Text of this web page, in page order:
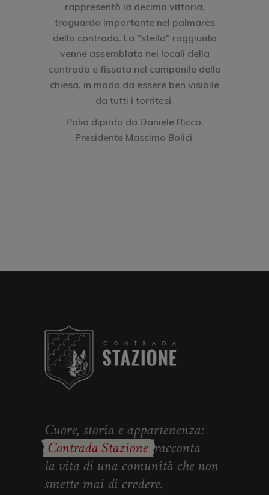
rappresentò la decima vittoria,
traguardo importante nel palmarès
della contrada. La "stella" raggiunta
venne assemblata nei locali della
contrada e fissata nel campanile della
chiesa, in modo da essere ben visibile
da tutti i torritesi.
Palio dipinto da Daniele Ricco.
Presidente Massimo Bolici.
Cuore, storia e appartenenza:
Contrada Stazione racconta
la vita di una comunità che non
smette mai di credere.